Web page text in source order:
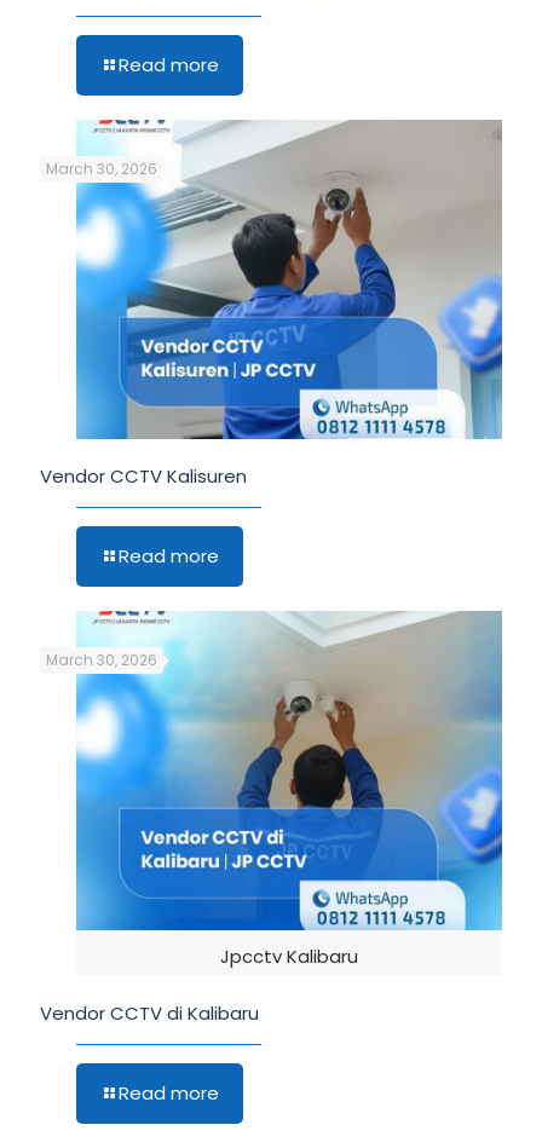
Read more
March 30, 2026
Vendor CCTV Kalisuren
Read more
Jpcctv Kalibaru
March 30, 2026
Vendor CCTV di Kalibaru
Read more